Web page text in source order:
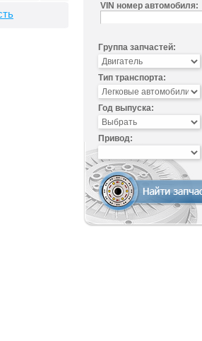
VIN номер автомобиля:
Группа запчастей:
Тип транспорта:
Год выпуска:
Привод: